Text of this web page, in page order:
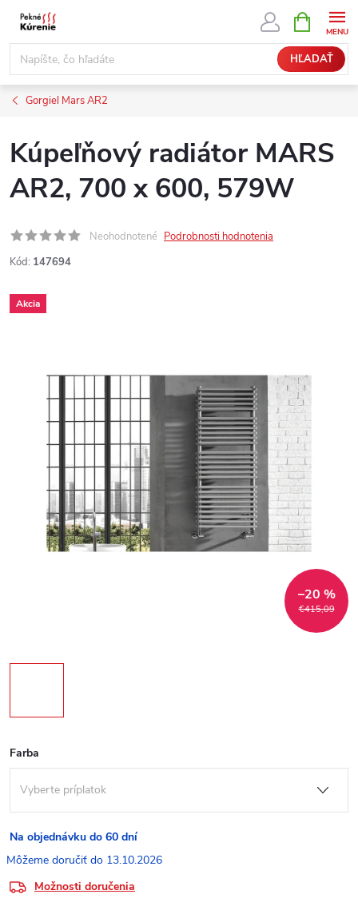
Prejsť
obsah
HĽADAŤ
KOŠÍK
Gorgiel Mars AR2
Kúpeľňový radiátor MARS
AR2, 700 x 600, 579W
Neohodnotené Podrobnosti hodnotenia
Kód: 147694
Akcia
€415,09
–20 %
Farba
Na objednávku do 60 dní
13.10.2026
Možnosti doručenia